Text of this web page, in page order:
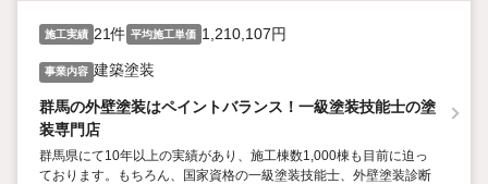
施工実績 21件 平均施工単価 1,210,107円
事業内容 建築塗装
群馬の外壁塗装はペイントバランス！一級塗装技能士の塗
装専門店
群馬県にて10年以上の実績があり、施工棟数1,000棟も目前に迫っ
ております。もちろん、国家資格の一級塗装技能士、外壁塗装診断